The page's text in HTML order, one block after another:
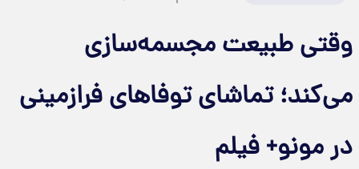
وقتی طبیعت مجسمه‌سازی
می‌کند؛ تماشای توفاهای فرازمینی
در مونو+ فیلم